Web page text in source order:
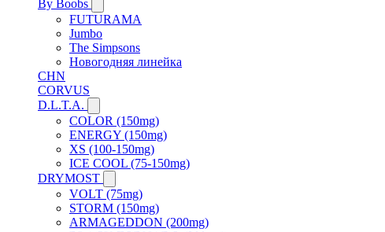
By Boobs
FUTURAMA
Jumbo
The Simpsons
Новогодняя линейка
CHN
CORVUS
D.L.T.A.
COLOR (150mg)
ENERGY (150mg)
XS (100-150mg)
ICE COOL (75-150mg)
DRYMOST
VOLT (75mg)
STORM (150mg)
ARMAGEDDON (200mg)